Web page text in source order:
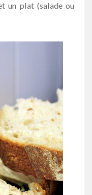
un plat (salade ou